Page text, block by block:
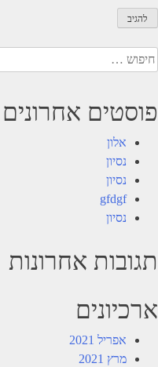
חיפוש:
פוסטים אחרונים
אלון
נסיון
נסיון
gfdgf
נסיון
תגובות אחרונות
ארכיונים
אפריל 2021
מרץ 2021